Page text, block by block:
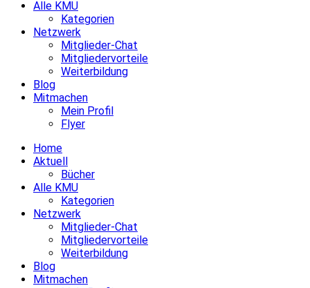
Alle KMU
Kategorien
Netzwerk
Mitglieder-Chat
Mitgliedervorteile
Weiterbildung
Blog
Mitmachen
Mein Profil
Flyer
Home
Aktuell
Bücher
Alle KMU
Kategorien
Netzwerk
Mitglieder-Chat
Mitgliedervorteile
Weiterbildung
Blog
Mitmachen